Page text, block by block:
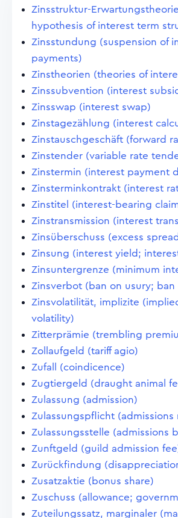
Zinsstruktur-
hypothesis of interest term
Zinsstundung (suspension of
payments)
Zinstheorien (theories of
Zinssubvention (interest
Zinsswap (interest swap)
Zinstagezählung (interest
Zinstauschgeschäft (forward
Zinstender (variable rate
Zinstermin (interest payment
Zinsterminkontrakt (interest
Zinstitel (interest-bearing
Zinstransmission (interest
Zinsüberschuss (excess
Zinsung (interest yield;
Zinsuntergrenze (minimum
Zinsverbot (ban on usury;
Zinsvolatilität, implizite
volatility)
Zitterprämie (trembling
Zollaufgeld (tariff agio)
Zufall (coindicence)
Zugtiergeld (draught animal
Zulassung (admission)
Zulassungspflicht
Zulassungsstelle (admissions
Zunftgeld (guild admission
Zurückfindung
Zusatzaktie (bonus share)
Zuschuss (allowance;
Zuteilungssatz, marginaler